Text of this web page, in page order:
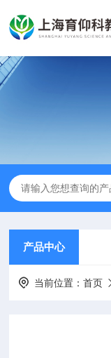
产品中心
当前位置：首页